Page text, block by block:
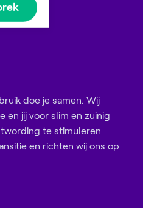
doe je samen. Wij
en jij voor slim en zuinig
te stimuleren
en richten wij ons op